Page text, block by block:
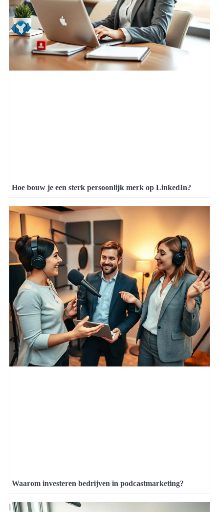
Hoe bouw je een sterk persoonlijk merk op LinkedIn?
Waarom investeren bedrijven in podcastmarketing?